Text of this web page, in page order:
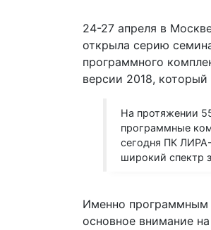
24-27 апреля в
открыла серию
программного
версии 2018,
На протяжении
программные
сегодня ПК
широкий спектр
Именно программным
основное внимание